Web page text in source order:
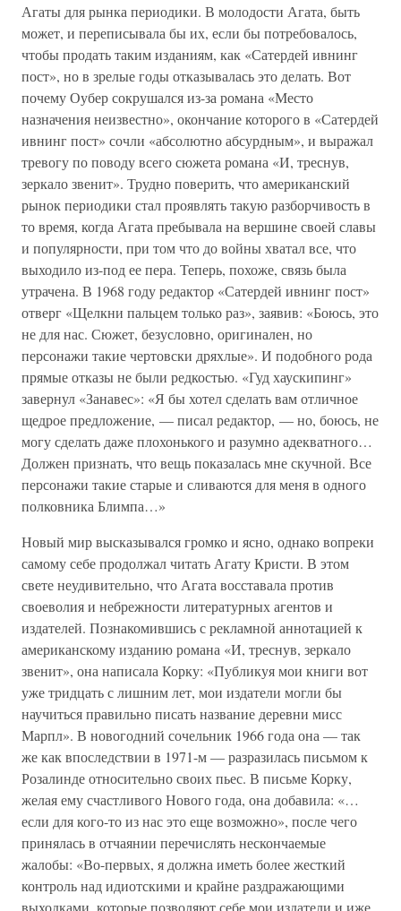
Агаты для рынка периодики. В молодости Агата, быть
может, и переписывала бы их, если бы потребовалось,
чтобы продать таким изданиям, как «Сатердей ивнинг
пост», но в зрелые годы отказывалась это делать. Вот
почему Оубер сокрушался из-за романа «Место
назначения неизвестно», окончание которого в «Сатердей
ивнинг пост» сочли «абсолютно абсурдным», и выражал
тревогу по поводу всего сюжета романа «И, треснув,
зеркало звенит». Трудно поверить, что американский
рынок периодики стал проявлять такую разборчивость в
то время, когда Агата пребывала на вершине своей славы
и популярности, при том что до войны хватал все, что
выходило из-под ее пера. Теперь, похоже, связь была
утрачена. В 1968 году редактор «Сатердей ивнинг пост»
отверг «Щелкни пальцем только раз», заявив: «Боюсь, это
не для нас. Сюжет, безусловно, оригинален, но
персонажи такие чертовски дряхлые». И подобного рода
прямые отказы не были редкостью. «Гуд хаускипинг»
завернул «Занавес»: «Я бы хотел сделать вам отличное
щедрое предложение, — писал редактор, — но, боюсь, не
могу сделать даже плохонького и разумно адекватного…
Должен признать, что вещь показалась мне скучной. Все
персонажи такие старые и сливаются для меня в одного
полковника Блимпа…»
Новый мир высказывался громко и ясно, однако вопреки
самому себе продолжал читать Агату Кристи. В этом
свете неудивительно, что Агата восставала против
своеволия и небрежности литературных агентов и
издателей. Познакомившись с рекламной аннотацией к
американскому изданию романа «И, треснув, зеркало
звенит», она написала Корку: «Публикуя мои книги вот
уже тридцать с лишним лет, мои издатели могли бы
научиться правильно писать название деревни мисс
Марпл». В новогодний сочельник 1966 года она — так
же как впоследствии в 1971-м — разразилась письмом к
Розалинде относительно своих пьес. В письме Корку,
желая ему счастливого Нового года, она добавила: «…
если для кого-то из нас это еще возможно», после чего
принялась в отчаянии перечислять нескончаемые
жалобы: «Во-первых, я должна иметь более жесткий
контроль над идиотскими и крайне раздражающими
выходками, которые позволяют себе мои издатели и иже